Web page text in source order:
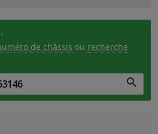
de châssis ou recherche